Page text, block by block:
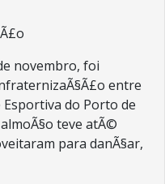
novembro, foi
entre
Esportiva do Porto de
teve atÃ©
para danÃ§ar,